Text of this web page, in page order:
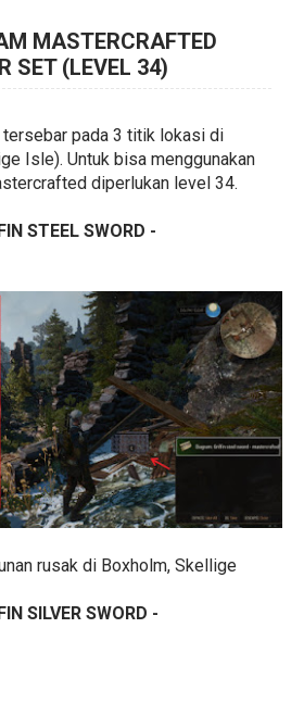
MASTERCRAFTED
SET (LEVEL 34)
tersebar pada 3 titik lokasi di
Isle). Untuk bisa menggunakan
diperlukan level 34.
STEEL SWORD -
rusak di Boxholm, Skellige
SILVER SWORD -